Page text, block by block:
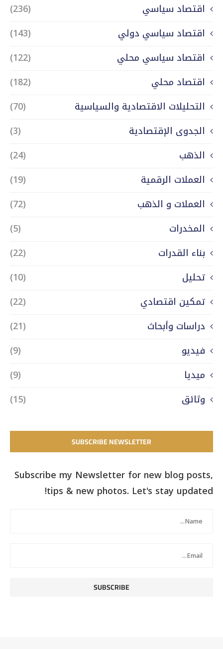
اقتصاد سياسي
(236)
اقتصاد سياسي دولي
(143)
اقتصاد سياسي محلي
(122)
اقتصاد محلي
(182)
التحليلات الاقتصادية والسياسية
(70)
الجدوى الإقتصادية
(3)
الذهب
(24)
العملات الرقمية
(19)
العملات و الذهب
(72)
المخدرات
(5)
بناء القدرات
(22)
تحليل
(10)
تمكين اقتصادي
(22)
دراسات وأبحاث
(21)
فيديو
(9)
ميديا
(9)
وثائق
(15)
SUBSCRIBE NEWSLETTER
Subscribe my Newsletter for new blog posts,
tips & new photos. Let's stay updated!